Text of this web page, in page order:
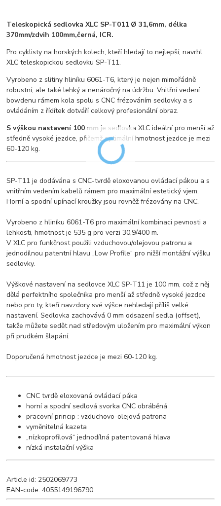
Teleskopická sedlovka XLC SP-T011 Ø 31,6mm, délka
370mm/zdvih 100mm,černá, ICR.
Pro cyklisty na horských kolech, kteří hledají to nejlepší, navrhl
XLC teleskopickou sedlovku SP-T11.
Vyrobeno z slitiny hliníku 6061-T6, který je nejen mimořádně
robustní, ale také lehký a nenáročný na údržbu. Vnitřní vedení
bowdenu rámem kola spolu s CNC frézováním sedlovky a s
ovládáním z řídítek dotváří celkový profesionální obraz.
S výškou nastavení 100 mm je sedlovka XLC ideální pro menší až
středně vysoké jezdce, přičemž optimální hmotnost jezdce je mezi
60-120 kg.
SP-T11 je dodávána s CNC-tvrdě eloxovanou ovládací pákou a s
vnitřním vedením kabelů rámem pro maximální estetický vjem.
Horní a spodní upínací kroužky jsou rovněž frézovány na CNC.
Vyrobeno z hliníku 6061-T6 pro maximální kombinaci pevnosti a
lehkosti, hmotnost je 535 g pro verzi 30,9/400 m.
V XLC pro funkčnost použili vzduchovou/olejovou patronu a
jednodílnou patentní hlavu „Low Profile“ pro nižší montážní výšku
sedlovky.
Výškové nastavení na sedlovce XLC SP-T11 je 100 mm, což z něj
dělá perfektního společníka pro menší až středně vysoké jezdce
nebo pro ty, kteří navzdory své výšce nehledají příliš velké
nastavení. Sedlovka zachovává 0 mm odsazení sedla (offset),
takže můžete sedět nad středovým uložením pro maximální výkon
při prudkém šlapání.
Doporučená hmotnost jezdce je mezi 60-120 kg.
CNC tvrdě eloxovaná ovládací páka
horní a spodní sedlová svorka CNC obráběná
pracovní princip : vzduchovo-olejová patrona
vyměnitelná kazeta
„nízkoprofilová“ jednodílná patentovaná hlava
nízká instalační výška
Article id: 2502069773
EAN-code: 4055149196790